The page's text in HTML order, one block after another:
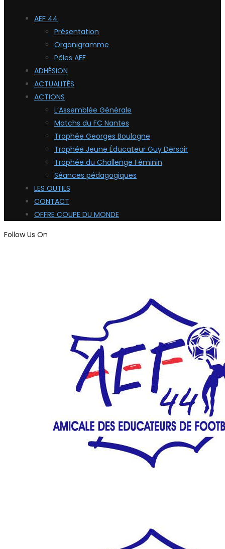
AEF 44
Présentation
Organigramme
Pôles AEF
ADHÉSION
ACTUALITÉS
ACTIONS
L’Assemblée Générale
Matchs du FC Nantes
Trophée Georges Boulogne
Trophée Jeune Éducateur Guy Dersoir
Trophée du Challenge Féminin
Séances pédagogiques
LES OUTILS
CONTACT
OFFRE COUPE DU MONDE
Follow Us On